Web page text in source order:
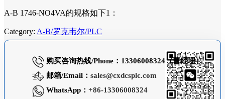
A-B 1746-NO4VA的规格如下1：
Category: A-B/罗克韦尔/PLC
购买咨询热线/Phone：13306008324（曹经理）
邮箱/Email： sales@cxdcsplc.com
WhatsApp： +86-13306008324